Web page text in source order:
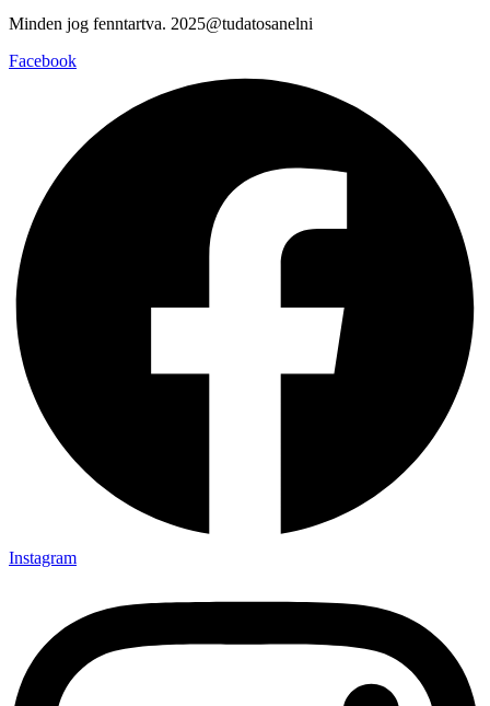
Minden jog fenntartva. 2025@tudatosanelni
Facebook
Instagram